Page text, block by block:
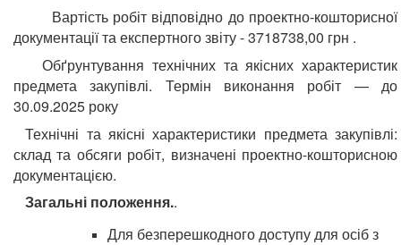
Вартість робіт відповідно до проектно-кошторисної
документації та експертного звіту - 3718738,00 грн .
Обґрунтування технічних та якісних характеристик
предмета закупівлі. Термін виконання робіт — до
30.09.2025 року
Технічні та якісні характеристики предмета закупівлі:
склад та обсяги робіт, визначені проектно-кошторисною
документацією.
Загальні положення..
Для безперешкодного доступу для осіб з